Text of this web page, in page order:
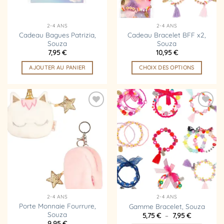
choisies
la
page
du
produit
choisies
sur
la
page
du
produit
2-4 ANS
Cadeau Bagues Patrizia,
Souza
7,95€
AJOUTER AU PANIER
2-4 ANS
Cadeau Bracelet BFF x2,
Souza
10,95€
CHOIX DES OPTIONS
produit
a
plusieurs
variations.
Les
options
peuvent
être
choisies
sur
la
page
du
à la
liste
d’envies
2-4 ANS
Porte Monnaie Fourrure,
Souza
Ajouter
liste
d’envies
2-4 ANS
Gamme Bracelet, Souza
5,75€ – 7,95€Plage